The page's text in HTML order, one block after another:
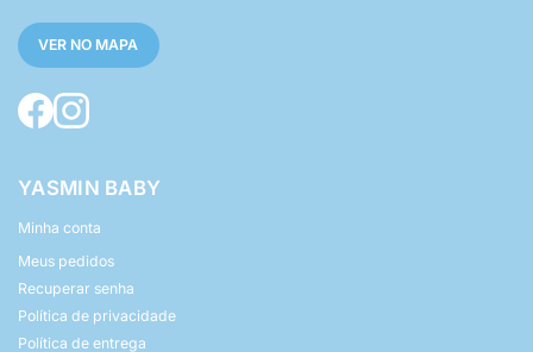
VER NO MAPA
YASMIN BABY
Minha conta
Meus pedidos
Recuperar senha
Política de privacidade
Política de entrega